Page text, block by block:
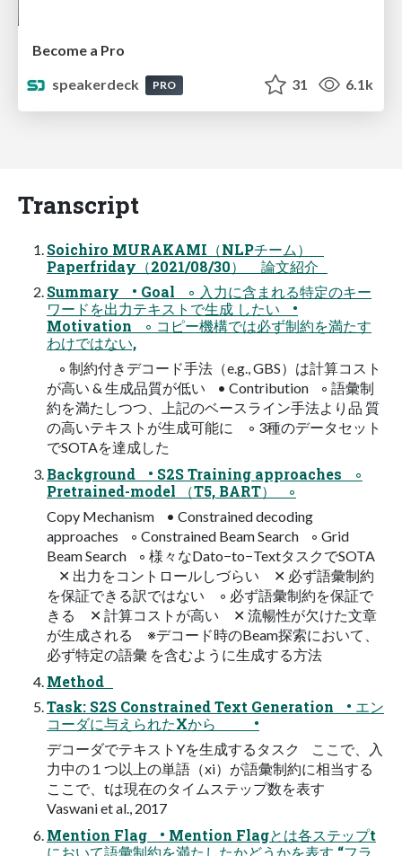
Become a Pro
speakerdeck
PRO 31 6.1k
Transcript
Soichiro MURAKAMI（NLPチーム）
Paperfriday（2021/08/30） 論文紹介
Summary • Goal ◦ 入力に含まれる特定のキー
ワードを出力テキストで生成 したい •
Motivation ◦ コピー機構では必ず制約を満たす
わけではない,
◦ 制約付きデコード手法（e.g., GBS）は計算コスト
が高い & 生成品質が低い • Contribution ◦ 語彙制
約を満たしつつ、上記のベースライン手法より品 質
の高いテキストが生成可能に ◦ 3種のデータセット
でSOTAを達成した
Background • S2S Training approaches ◦
Pretrained-model （T5, BART） ◦
Copy Mechanism • Constrained decoding
approaches ◦ Constrained Beam Search ◦ Grid
Beam Search ◦ 様々なDato−to−TextタスクでSOTA
✕ 出力をコントロールしづらい ✕ 必ず語彙制約
を保証できる訳ではない ◦ 必ず語彙制約を保証で
きる ✕ 計算コストが高い ✕ 流暢性が欠けた文章
が生成される ※デコード時のBeam探索において、
必ず特定の語彙 を含むように生成する方法
Method
Task: S2S Constrained Text Generation • エン
コーダに与えられたXから •
デコーダでテキストYを生成するタスク ここで、入
力中の１つ以上の単語（xi）が語彙制約に相当する
ここで、tは現在のタイムステップ数を表す
Vaswani et al., 2017
Mention Flag • Mention Flagとは各ステップt
において語彙制約を満たしたかどうかを表す “フラ